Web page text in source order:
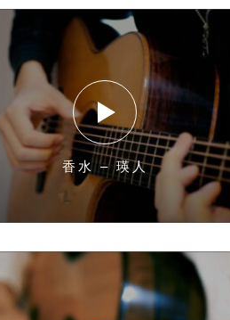
香水 – 瑛人